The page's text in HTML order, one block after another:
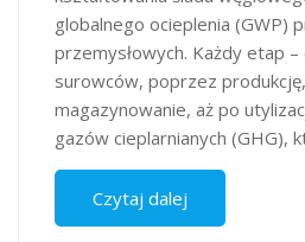
globalnego ocieplenia (GWP)
przemysłowych. Każdy etap
surowców, poprzez
magazynowanie, aż po
gazów cieplarnianych (GHG),
Czytaj dalej